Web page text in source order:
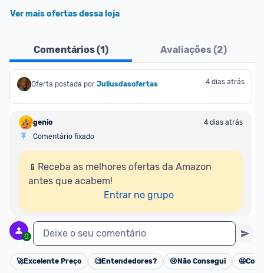
Ver mais ofertas dessa loja
Comentários (1) Avaliações (2)
Oferta postada por Juliusdasofertas 4 dias atrás
genio
4 dias atrás
Comentário fixado
📱Receba as melhores ofertas da Amazon
antes que acabem!
Entrar no grupo
0 Deixe o seu comentário
Cancelar
🚀Excelente Preço 🧐Entendedores? 😢 Não Consegui 🤩